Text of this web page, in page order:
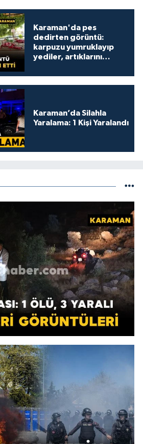
Karaman'da pes
dedirten görüntü:
karpuzu yumruklayıp
yediler, artıklarını
Karaman’da Silahla
Yaralama: 1 Kişi Yaralandı